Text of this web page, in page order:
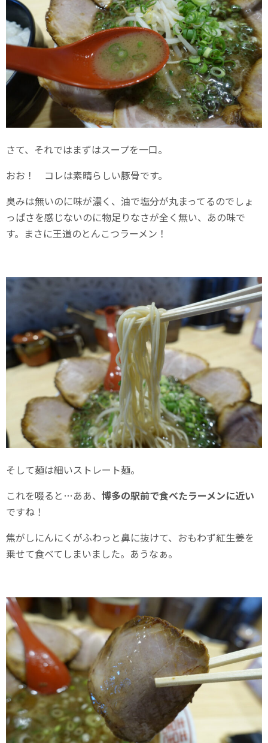
さて、それではまずはスープを一口。
おお！ コレは素晴らしい豚骨です。
臭みは無いのに味が濃く、油で塩分が丸まってるのでしょ
っぱさを感じないのに物足りなさが全く無い、あの味で
す。まさに王道のとんこつラーメン！
そして麺は細いストレート麺。
これを啜ると…ああ、 博多の駅前で食べたラーメンに近い
ですね！
焦がしにんにくがふわっと鼻に抜けて、おもわず紅生姜を
乗せて食べてしまいました。あうなぁ。